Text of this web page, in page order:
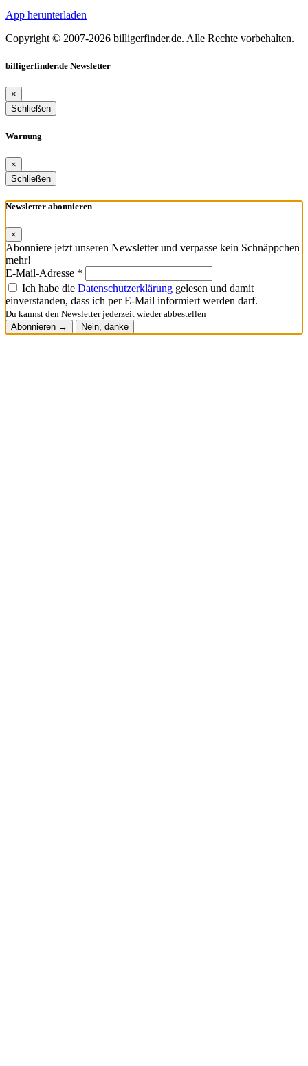
App herunterladen
Copyright © 2007-2026 billigerfinder.de. Alle Rechte vorbehalten.
billigerfinder.de Newsletter
×
Schließen
Warnung
×
Schließen
Newsletter abonnieren
×
Abonniere jetzt unseren Newsletter und verpasse kein Schnäppchen
mehr!
E-Mail-Adresse *
Ich habe die Datenschutzerklärung gelesen und damit
einverstanden, dass ich per E-Mail informiert werden darf.
Du kannst den Newsletter jederzeit wieder abbestellen
Abonnieren →
Nein, danke